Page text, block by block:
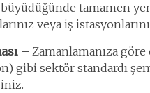
büyüdüğünde tamamen
veya iş
– Zamanlamanıza
gibi sektör standardı